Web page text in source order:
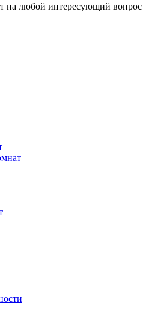
на любой интересующий вопрос